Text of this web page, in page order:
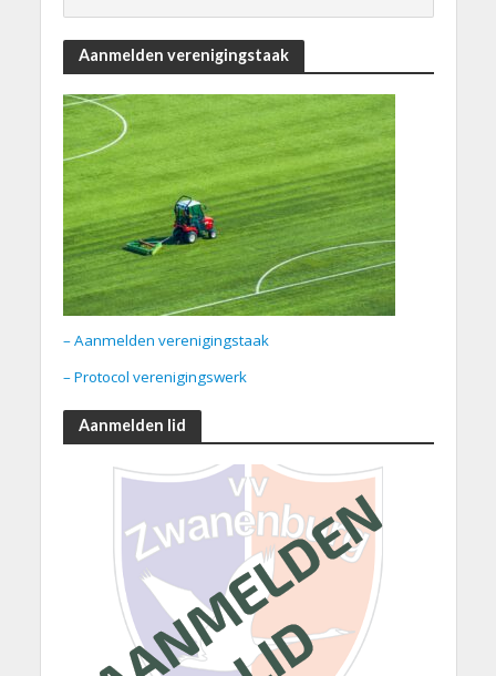
Aanmelden verenigingstaak
– Aanmelden verenigingstaak
– Protocol verenigingswerk
Aanmelden lid